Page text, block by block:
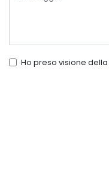
Ho preso visione della